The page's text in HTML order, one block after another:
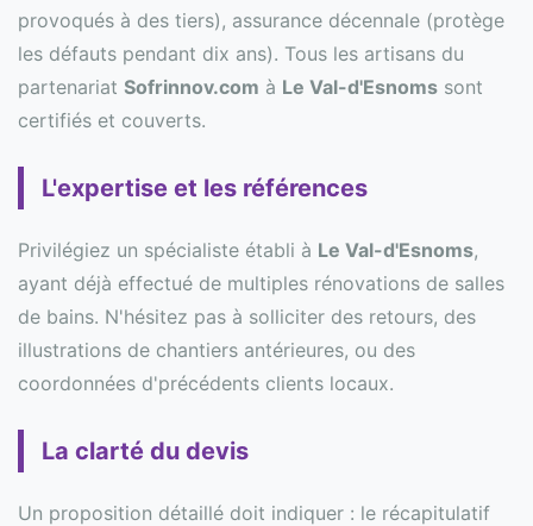
provoqués à des tiers), assurance décennale (protège
les défauts pendant dix ans). Tous les artisans du
partenariat Sofrinnov.com à Le Val-d'Esnoms sont
certifiés et couverts.
L'expertise et les références
Privilégiez un spécialiste établi à Le Val-d'Esnoms,
ayant déjà effectué de multiples rénovations de salles
de bains. N'hésitez pas à solliciter des retours, des
illustrations de chantiers antérieures, ou des
coordonnées d'précédents clients locaux.
La clarté du devis
Un proposition détaillé doit indiquer : le récapitulatif